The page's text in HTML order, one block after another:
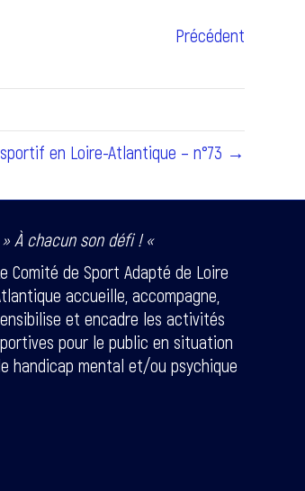
Précédent
sportif en Loire-Atlantique – n°73 →
» À chacun son défi ! «
Comité de Sport Adapté de Loire
accueille, accompagne,
et encadre les activités
pour le public en situation
handicap mental et/ou psychique